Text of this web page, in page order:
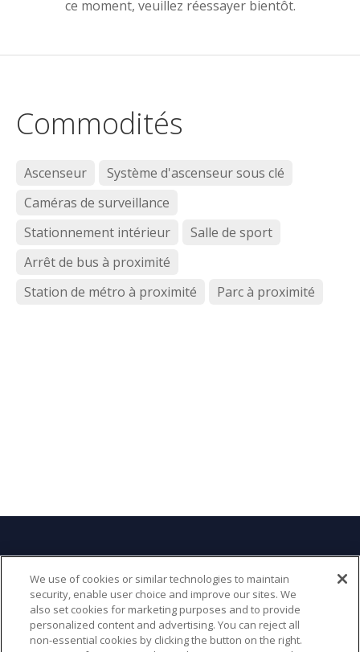
ce moment, veuillez réessayer bientôt.
Commodités
Ascenseur
Système d'ascenseur sous clé
Caméras de surveillance
Stationnement intérieur
Salle de sport
Arrêt de bus à proximité
Station de métro à proximité
Parc à proximité
SIÈGE SOCIAL
6 Place du Commerce, Brossard, QC J4W 3J9,
Canada
(514) 856-7781
We use of cookies or similar technologies to maintain
security, enable user choice and improve our sites. We
also set cookies for marketing purposes and to provide
personalized content and advertising. You can reject all
non-essential cookies by clicking the button on the right.